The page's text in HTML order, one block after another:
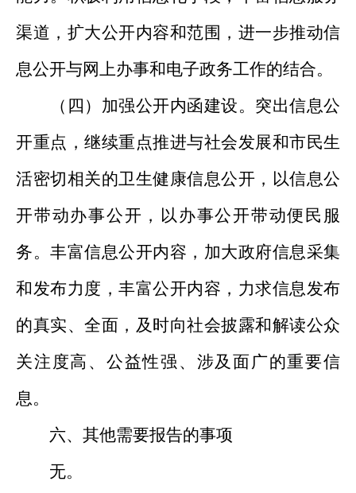
渠道，扩大公开内容和范围，进一步推动信
息公开与网上办事和电子政务工作的结合。
（四）加强公开内函建设。突出信息公
开重点，继续重点推进与社会发展和市民生
活密切相关的卫生健康信息公开，以信息公
开带动办事公开，以办事公开带动便民服
务。丰富信息公开内容，加大政府信息采集
和发布力度，丰富公开内容，力求信息发布
的真实、全面，及时向社会披露和解读公众
关注度高、公益性强、涉及面广的重要信
息。
六、其他需要报告的事项
无。